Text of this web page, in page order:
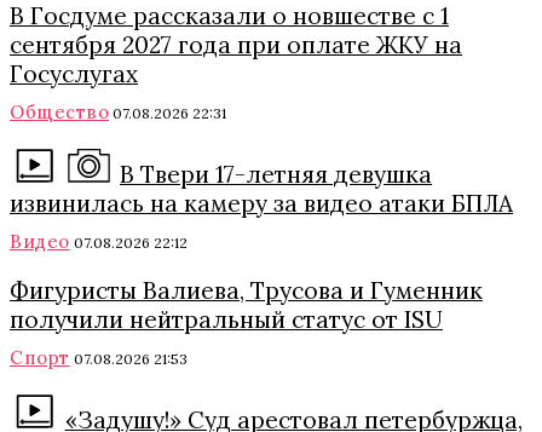
В Госдуме рассказали о новшестве с 1
сентября 2027 года при оплате ЖКУ на
Госуслугах
Общество 07.08.2026 22:31
В Твери 17-летняя девушка
извинилась на камеру за видео атаки БПЛА
Видео 07.08.2026 22:12
Фигуристы Валиева, Трусова и Гуменник
получили нейтральный статус от ISU
Спорт 07.08.2026 21:53
«Задушу!» Суд арестовал петербуржца,